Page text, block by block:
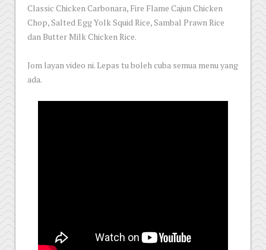
Classic Chicken Carbonara, Fire Flame Cajun Chicken
Chop, Salted Egg Yolk Squid Rice, Sambal Prawn Rice
dan Butter Milk Chicken Rice.
Jom layan video ni. Lepas tu boleh cuba semua menu yang
ada.